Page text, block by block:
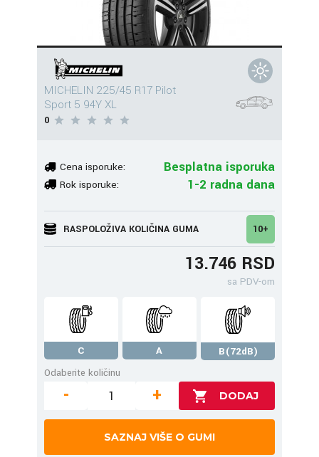
MICHELIN 225/45 R17 Pilot
Sport 5 94Y XL
0
Cena isporuke: Besplatna isporuka
Rok isporuke: 1-2 radna dana
RASPOLOŽIVA KOLIČINA GUMA 10+
13.746 RSD
sa PDV-om
C A
B(72dB)
Odaberite količinu
- +
SAZNAJ VIŠE O GUMI